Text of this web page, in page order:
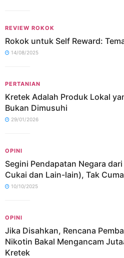
REVIEW ROKOK
Rokok untuk Self Reward:
14/08/2025
PERTANIAN
Kretek Adalah Produk Lokal
Bukan Dimusuhi
29/01/2026
OPINI
Segini Pendapatan Negara
Cukai dan Lain-lain), Tak
10/10/2025
OPINI
Jika Disahkan, Rencana
Nikotin Bakal Mengancam
Kretek